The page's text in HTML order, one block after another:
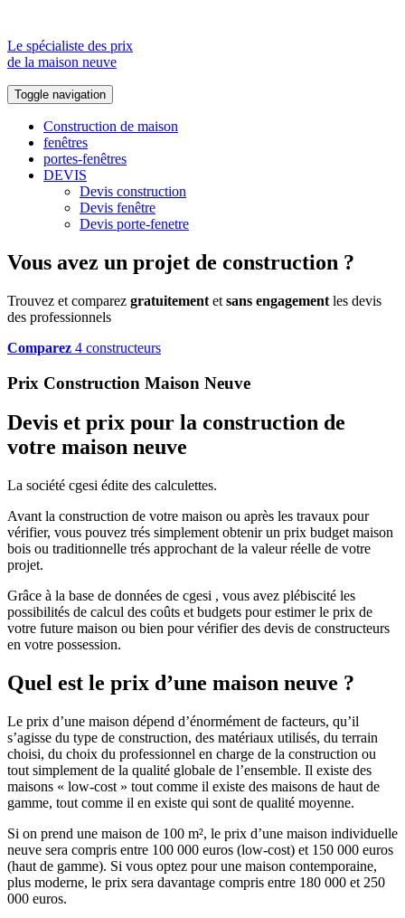
Le spécialiste des prix
de la maison neuve
Toggle navigation
Construction de maison
fenêtres
portes-fenêtres
DEVIS
Devis construction
Devis fenêtre
Devis porte-fenetre
Vous avez un projet de construction ?
Trouvez et comparez gratuitement et sans engagement les devis
des professionnels
Comparez 4 constructeurs
Prix Construction Maison Neuve
Devis et prix pour la construction de
votre maison neuve
La société cgesi édite des calculettes.
Avant la construction de votre maison ou après les travaux pour
vérifier, vous pouvez trés simplement obtenir un prix budget maison
bois ou traditionnelle trés approchant de la valeur réelle de votre
projet.
Grâce à la base de données de cgesi , vous avez plébiscité les
possibilités de calcul des coûts et budgets pour estimer le prix de
votre future maison ou bien pour vérifier des devis de constructeurs
en votre possession.
Quel est le prix d’une maison neuve ?
Le prix d’une maison dépend d’énormément de facteurs, qu’il
s’agisse du type de construction, des matériaux utilisés, du terrain
choisi, du choix du professionnel en charge de la construction ou
tout simplement de la qualité globale de l’ensemble. Il existe des
maisons « low-cost » tout comme il existe des maisons de haut de
gamme, tout comme il en existe qui sont de qualité moyenne.
Si on prend une maison de 100 m², le prix d’une maison individuelle
neuve sera compris entre 100 000 euros (low-cost) et 150 000 euros
(haut de gamme). Si vous optez pour une maison contemporaine,
plus moderne, le prix sera davantage compris entre 180 000 et 250
000 euros.